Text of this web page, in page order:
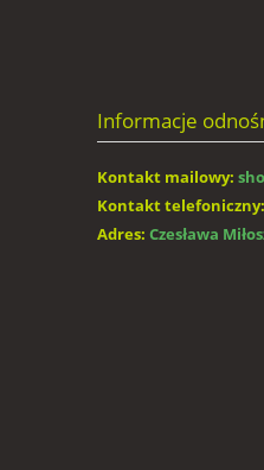
Informacje
Kontakt mailowy:
Kontakt telefoniczny:
Adres: Czesława